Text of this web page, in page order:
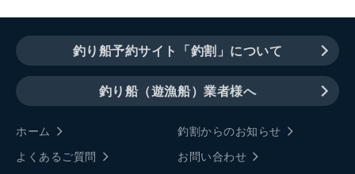
釣り船予約サイト「釣割」について
釣り船（遊漁船）業者様へ
ホーム
釣割からのお知らせ
よくあるご質問
お問い合わせ